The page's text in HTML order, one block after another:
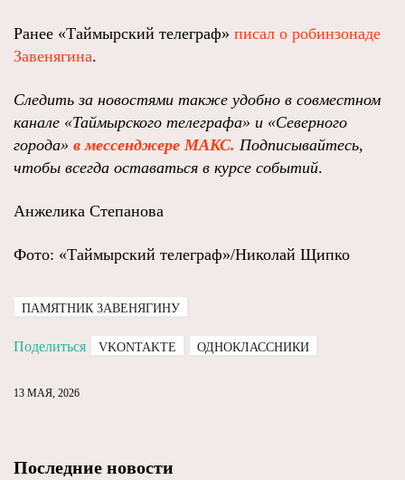
Ранее «Таймырский телеграф» писал о робинзонаде
Завенягина.
Следить за новостями также удобно в совместном
канале «Таймырского телеграфа» и «Северного
города» в мессенджере МАКС. Подписывайтесь,
чтобы всегда оставаться в курсе событий.
Анжелика Степанова
Фото: «Таймырский телеграф»/Николай Щипко
ПАМЯТНИК ЗАВЕНЯГИНУ
Поделиться VKONTAKTE ОДНОКЛАССНИКИ
13 МАЯ, 2026
Последние новости